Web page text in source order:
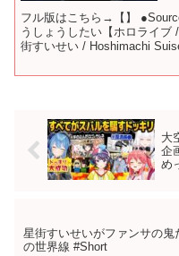
フル版はこちら→【】
うしょうしたい【ホロライ
街すいせい / Hoshimachi
大
企
め
星街すいせいがファンサの鬼
の世界線 #Short